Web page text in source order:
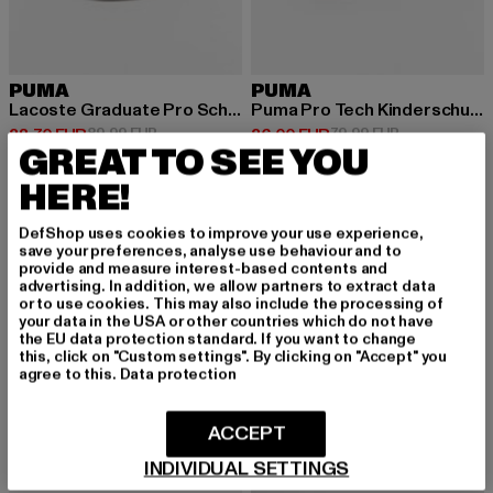
PUMA
Lacoste Graduate Pro Schuhe
38,70 EUR
Derzeitiger Preis: 38,70 EUR
89,99 EURAktionspreis: 89,99 EUR
PUMA
Puma Pro Tech Kinderschuhe
36,00 EUR
Derzeitiger Preis: 36,00 EUR
79,99 EURAktionspreis:
GREAT TO SEE YOU
HERE!
DefShop uses cookies to improve your use experience,
save your preferences, analyse use behaviour and to
provide and measure interest-based contents and
advertising. In addition, we allow partners to extract data
or to use cookies. This may also include the processing of
your data in the USA or other countries which do not have
the EU data protection standard. If you want to change
this, click on "Custom settings". By clicking on "Accept" you
agree to this. Data protection
INDIVIDUAL SETTINGS
ACCEPT